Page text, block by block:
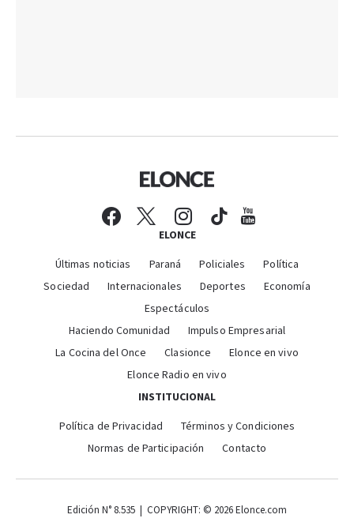
ELONCE
Últimas noticias Paraná Policiales
Política
Sociedad
Internacionales Deportes
Economía
Espectáculos
Haciendo Comunidad
Impulso Empresarial
La Cocina del Once
Clasionce
Elonce en vivo
Elonce Radio en vivo
INSTITUCIONAL
Política de Privacidad
Términos y Condiciones
Normas de Participación
Contacto
Edición N° 8.535 | COPYRIGHT: © 2026 Elonce.com